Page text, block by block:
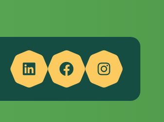
LinkedInFacebookInstagram